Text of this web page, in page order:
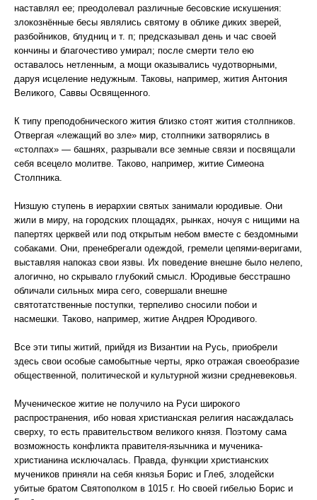
наставлял ее; преодолевал различные бесовские искушения:
злокознённые бесы являлись святому в облике диких зверей,
разбойников, блудниц и т. п; предсказывал день и час своей
кончины и благочестиво умирал; после смерти тело ею
оставалось нетленным, а мощи оказывались чудотворными,
даруя исцеление недужным. Таковы, например, жития Антония
Великого, Саввы Освященного.
К типу преподобнического жития близко стоят жития столпников.
Отвергая «лежащий во зле» мир, столпники затворялись в
«столпах» — башнях, разрывали все земные связи и посвящали
себя всецело молитве. Таково, например, житие Симеона
Столпника.
Низшую ступень в иерархии святых занимали юродивые. Они
жили в миру, на городских площадях, рынках, ночуя с нищими на
папертях церквей или под открытым небом вместе с бездомными
собаками. Они, пренебрегали одеждой, гремели цепями-веригами,
выставляя напоказ свои язвы. Их поведение внешне было нелепо,
алогично, но скрывало глубокий смысл. Юродивые бесстрашно
обличали сильных мира сего, совершали внешне
святотатственные поступки, терпеливо сносили побои и
насмешки. Таково, например, житие Андрея Юродивого.
Все эти типы житий, прийдя из Византии на Русь, приобрели
здесь свои особые самобытные черты, ярко отражая своеобразие
общественной, политической и культурной жизни средневековья.
Мученическое житие не получило на Руси широкого
распространения, ибо новая христианская религия насаждалась
сверху, то есть правительством великого князя. Поэтому сама
возможность конфликта правителя-язычника и мученика-
христианина исключалась. Правда, функции христианских
мучеников приняли на себя князья Борис и Глеб, злодейски
убитые братом Святополком в 1015 г. Но своей гибелью Борис и